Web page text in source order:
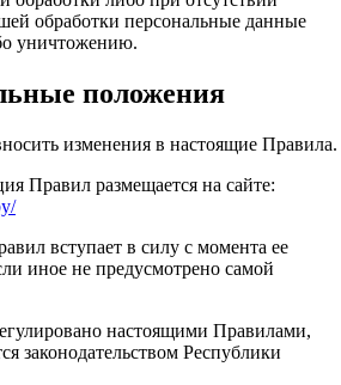
обработки персональные данные
уничтожению.
положения
изменения в настоящие Правила.
Правил размещается на сайте:
вступает в силу с момента ее
иное не предусмотрено самой
настоящими Правилами,
законодательством Республики